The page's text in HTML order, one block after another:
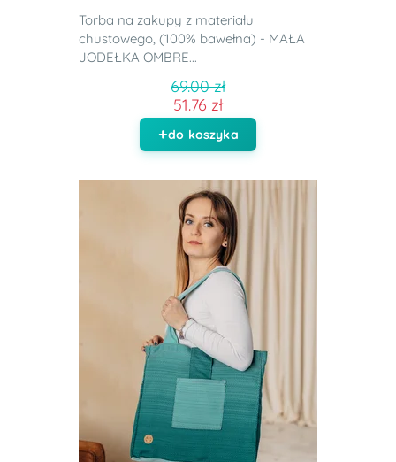
Torba na zakupy z materiału
chustowego, (100% bawełna) - MAŁA
JODEŁKA OMBRE...
69.00 zł
51.76 zł
do koszyka